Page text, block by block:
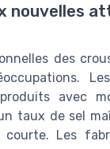
nouvelles
des
avec
taux de sel
courte. Les